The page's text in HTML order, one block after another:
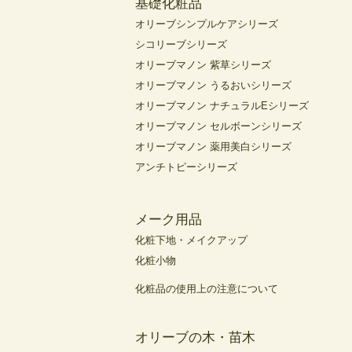
基礎化粧品
オリーブシンプルケアシリーズ
シコリーブシリーズ
オリーブマノン 紫草シリーズ
オリーブマノン うるおいシリーズ
オリーブマノン ナチュラルEシリーズ
オリーブマノン セルボーンシリーズ
オリーブマノン 薬用美白シリーズ
アンチトピーシリーズ
メーク用品
化粧下地・メイクアップ
化粧小物
化粧品の使用上の注意について
オリーブの木・苗木